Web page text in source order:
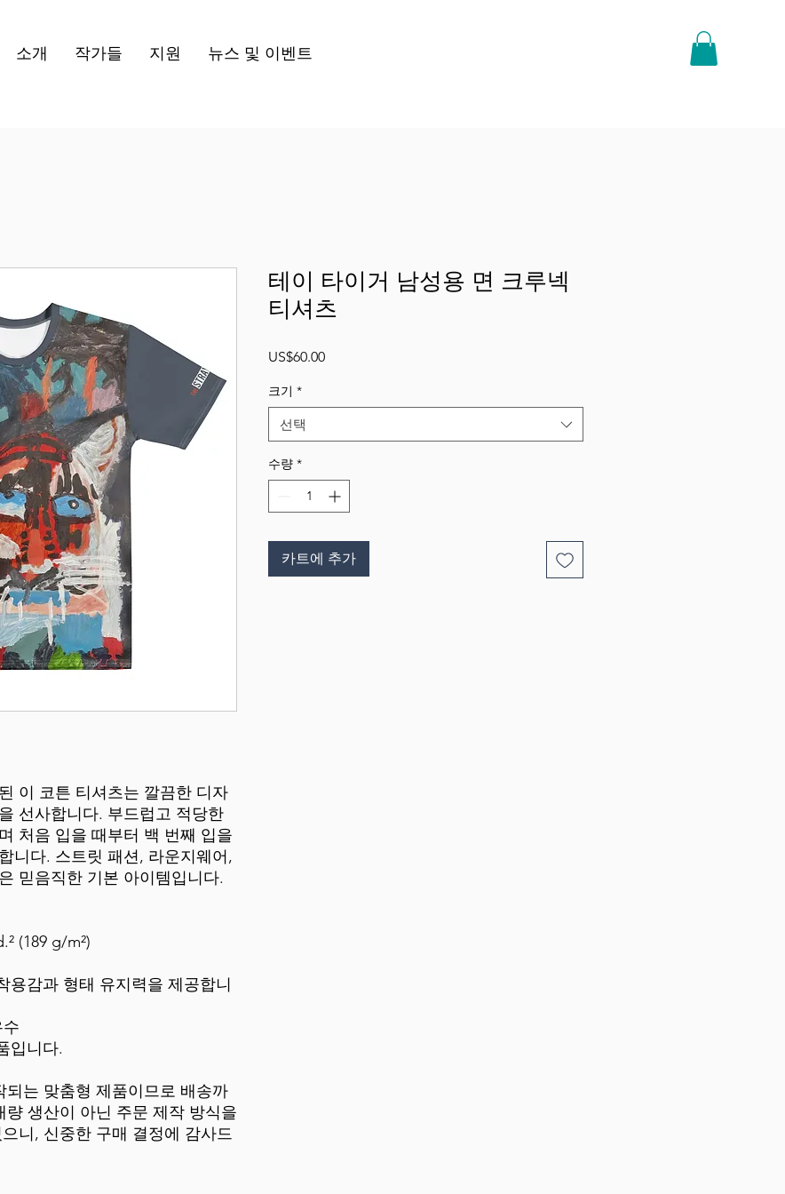
소개 작가들 지원 뉴스 및 이벤트
이 코튼 티셔츠는 깔끔한 디자
선사합니다. 부드럽고 적당한
처음 입을 때부터 백 번째 입을
니다. 스트릿 패션, 라운지웨어,
믿음직한 기본 아이템입니다.
(189 g/m²)
용감과 형태 유지력을 제공합니
입니다.
는 맞춤형 제품이므로 배송까
생산이 아닌 주문 제작 방식을
니, 신중한 구매 결정에 감사드
테이 타이거 남성용 면 크루넥
티셔츠
US$60.00가
크기 *
선택
수량 *
카트에 추가